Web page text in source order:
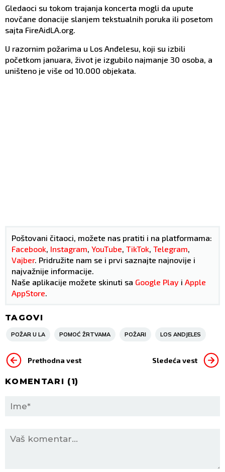
Gledaoci su tokom trajanja koncerta mogli da upute
novčane donacije slanjem tekstualnih poruka ili posetom
sajta FireAidLA.org.
U razornim požarima u Los Anđelesu, koji su izbili
početkom januara, život je izgubilo najmanje 30 osoba, a
uništeno je više od 10.000 objekata.
Poštovani čitaoci, možete nas pratiti i na platformama:
Facebook, Instagram, YouTube, TikTok, Telegram,
Vajber. Pridružite nam se i prvi saznajte najnovije i
najvažnije informacije.
Naše aplikacije možete skinuti sa Google Play i Apple
AppStore.
TAGOVI
POŽAR U LA POMOĆ ŽRTVAMA POŽARI LOS ANDJELES
Prethodna vest Sledeća vest
KOMENTARI (1)